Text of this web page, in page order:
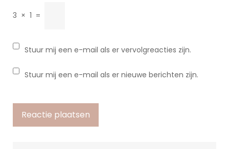
3 × 1 =
Stuur mij een e-mail als er vervolgreacties zijn.
Stuur mij een e-mail als er nieuwe berichten zijn.